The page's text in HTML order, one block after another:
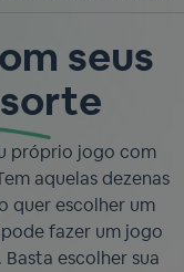
seus
próprio jogo com
aquelas dezenas
quer escolher um
fazer um jogo
escolher sua